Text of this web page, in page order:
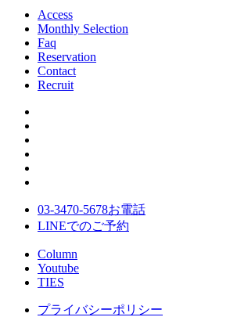
Access
Monthly Selection
Faq
Reservation
Contact
Recruit
03-3470-5678お電話
LINEでのご予約
Column
Youtube
TIES
プライバシーポリシー